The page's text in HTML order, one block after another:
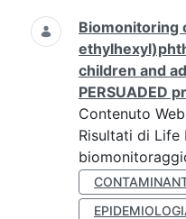
Biomonitoring
children and
PERSUADED
Contenuto Web
Risultati di Life